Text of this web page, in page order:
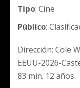
Tipo: Cine
Público:
Dirección: Cole
EEUU-2026-
83 min. 12 años